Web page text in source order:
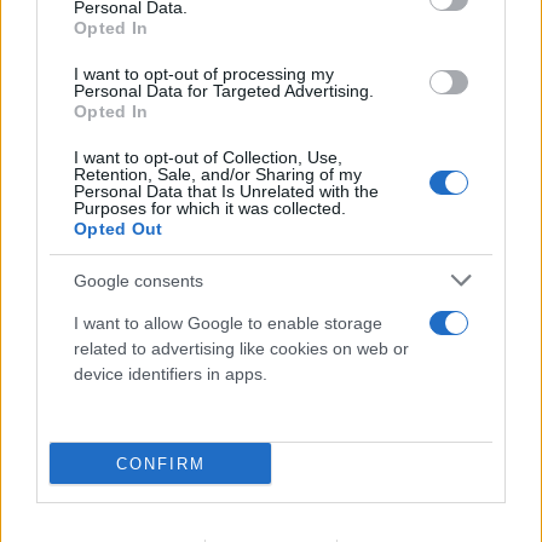
Personal Data.
Opted In
I want to opt-out of processing my
Personal Data for Targeted Advertising.
Opted In
I want to opt-out of Collection, Use,
Retention, Sale, and/or Sharing of my
Personal Data that Is Unrelated with the
Purposes for which it was collected.
Opted Out
Google consents
I want to allow Google to enable storage
related to advertising like cookies on web or
device identifiers in apps.
CONFIRM
Ολική έκλειψη Ηλίου στις 12 Αυγούστου: 13